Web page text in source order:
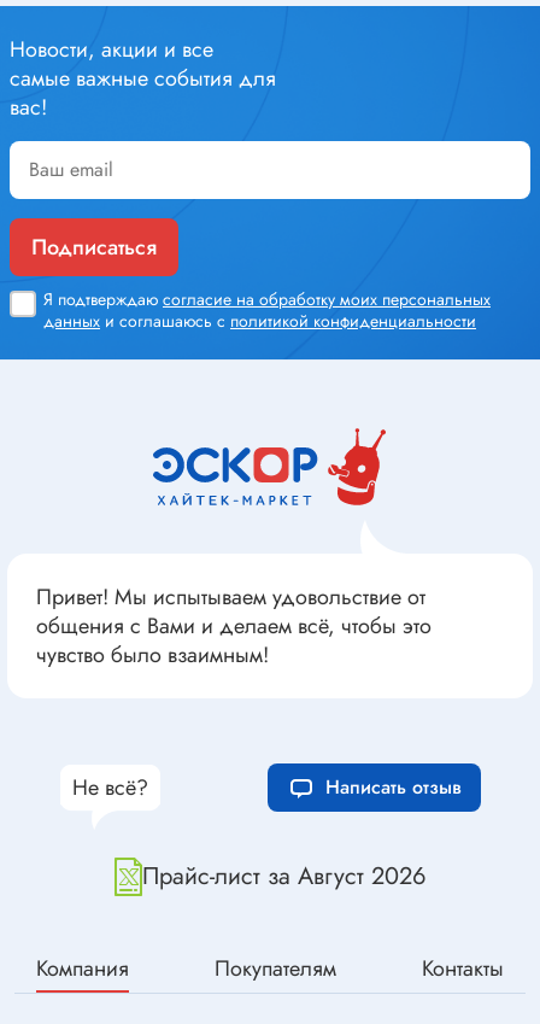
Новости, акции и все
самые важные события для
вас!
Подписаться
Я подтверждаю согласие на обработку моих персональных
данных и соглашаюсь с политикой конфиденциальности
Привет! Мы испытываем удовольствие от
общения с Вами и делаем всё, чтобы это
чувство было взаимным!
Прайс-лист за Август 2026
Не всё? Написать отзыв
Компания Покупателям Контакты